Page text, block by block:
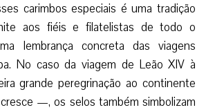
carimbos especiais é uma tradição
aos fiéis e filatelistas de todo o
lembrança concreta das viagens
No caso da viagem de Leão XIV à
grande peregrinação ao continente
—, os selos também simbolizam